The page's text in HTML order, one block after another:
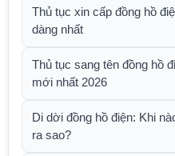
Thủ tục xin cấp đồng hồ
dàng nhất
Thủ tục sang tên đồng hồ
mới nhất 2026
Di dời đồng hồ điện: Khi
ra sao?